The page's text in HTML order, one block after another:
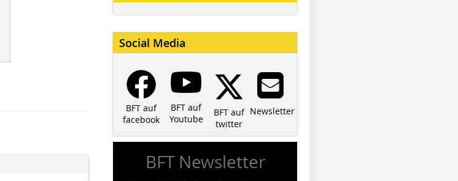
Social Media
BFT auf
facebook
BFT auf
Youtube
BFT auf
twitter
Newsletter
BFT Newsletter